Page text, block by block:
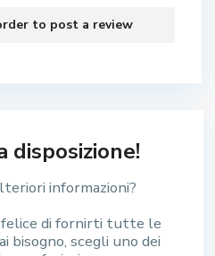
to post a review
disposizione!
informazioni?
di fornirti tutte le
bisogno, scegli uno dei